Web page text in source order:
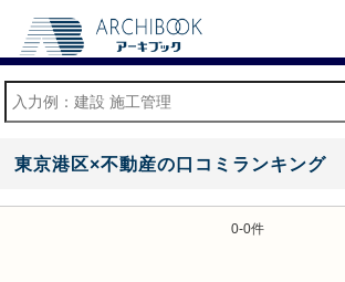
東京港区×不動産の口コミランキング
0-0件